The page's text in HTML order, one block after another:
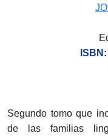
ISBN:
Segundo tomo que
de las familias